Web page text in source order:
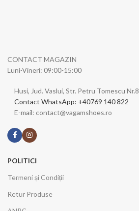
CONTACT MAGAZIN
Luni-Vineri: 09:00-15:00
Husi, Jud. Vaslui, Str. Petru Tomescu Nr.8
Contact WhatsApp: +40769 140 822
E-mail: contact@vagamshoes.ro
POLITICI
Termeni și Condiții
Retur Produse